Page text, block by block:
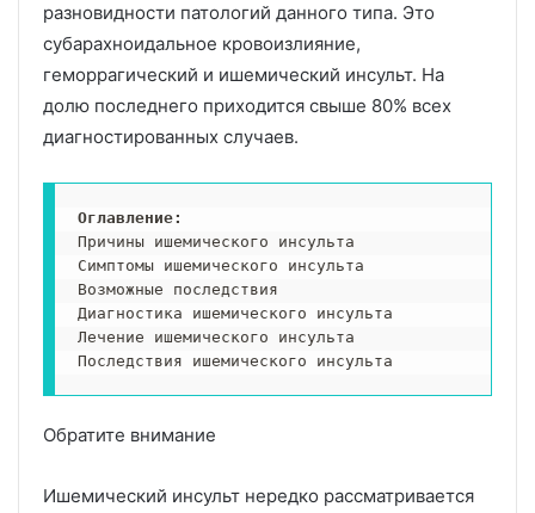
разновидности патологий данного типа. Это
субарахноидальное кровоизлияние,
геморрагический и ишемический инсульт. На
долю последнего приходится свыше 80% всех
диагностированных случаев.
Оглавление:
Причины ишемического инсульта
Симптомы ишемического инсульта
Возможные последствия
Диагностика ишемического инсульта
Лечение ишемического инсульта
Последствия ишемического инсульта
Обратите внимание
Ишемический инсульт нередко рассматривается